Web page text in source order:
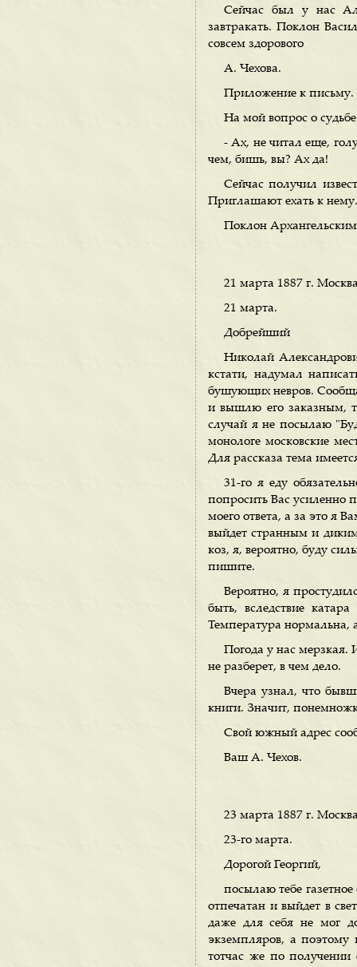
Сейчас был у нас
завтракать. Поклон
совсем здорового
А. Чехова.
Приложение к письму.
На мой вопрос о
- Ах, не читал еще,
чем, бишь, вы? Ах да!
Сейчас получил
Приглашают ехать к
Поклон
21 марта 1887 г.
21 марта.
Добрейший
Николай
кстати, надумал
бушующих невров.
и вышлю его заказным,
случай я не посылаю
монологе московские
Для рассказа тема
31-го я еду
попросить Вас усиленно
моего ответа, а за это я
выйдет странным и
коз, я, вероятно, буду
пишите.
Вероятно, я
быть, вследствие
Температура нормальна,
Погода у нас мерзкая.
не разберет, в чем дело.
Вчера узнал, что
книги. Значит,
Свой южный адрес
Ваш А. Чехов.
23 марта 1887 г.
23-го марта.
Дорогой Георгий,
посылаю тебе
отпечатан и выйдет в
даже для себя не мог
экземпляров, а поэтому
тотчас же по